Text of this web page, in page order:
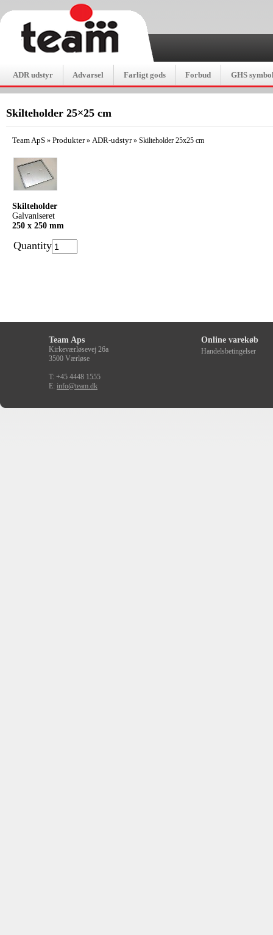
ADR udstyr Advarsel Farligt gods Forbud GHS
Skilteholder 25×25 cm
Team ApS » Produkter» ADR-udstyr» Skilteholder 25x25 cm
Skilteholder
Galvaniseret
250 x 250 mm
Quantity
Team Aps
Kirkeværløsevej 26a
3500 Værløse
T: +45 4448 1555
E: info@team.dk
Online varekøb
Handelsbetingelser